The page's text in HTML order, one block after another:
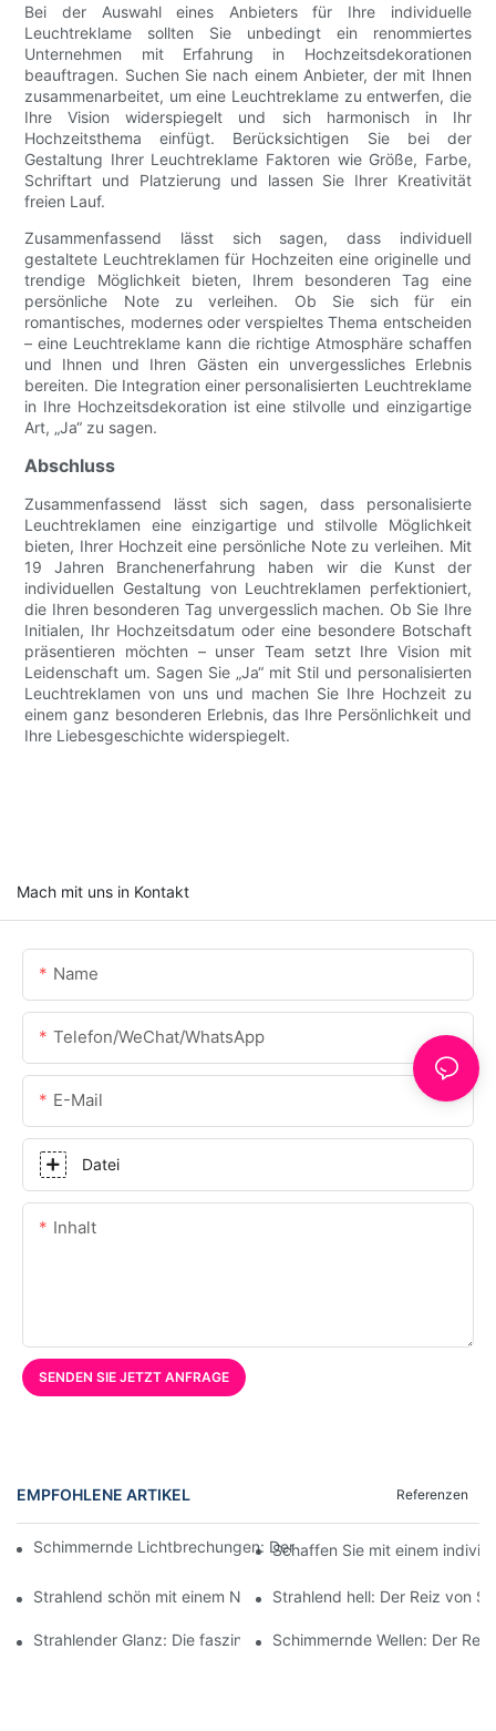
Bei der Auswahl eines Anbieters für Ihre individuelle
Leuchtreklame sollten Sie unbedingt ein renommiertes
Unternehmen mit Erfahrung in Hochzeitsdekorationen
beauftragen. Suchen Sie nach einem Anbieter, der mit Ihnen
zusammenarbeitet, um eine Leuchtreklame zu entwerfen, die
Ihre Vision widerspiegelt und sich harmonisch in Ihr
Hochzeitsthema einfügt. Berücksichtigen Sie bei der
Gestaltung Ihrer Leuchtreklame Faktoren wie Größe, Farbe,
Schriftart und Platzierung und lassen Sie Ihrer Kreativität
freien Lauf.
Zusammenfassend lässt sich sagen, dass individuell
gestaltete Leuchtreklamen für Hochzeiten eine originelle und
trendige Möglichkeit bieten, Ihrem besonderen Tag eine
persönliche Note zu verleihen. Ob Sie sich für ein
romantisches, modernes oder verspieltes Thema entscheiden
– eine Leuchtreklame kann die richtige Atmosphäre schaffen
und Ihnen und Ihren Gästen ein unvergessliches Erlebnis
bereiten. Die Integration einer personalisierten Leuchtreklame
in Ihre Hochzeitsdekoration ist eine stilvolle und einzigartige
Art, „Ja“ zu sagen.
Abschluss
Zusammenfassend lässt sich sagen, dass personalisierte
Leuchtreklamen eine einzigartige und stilvolle Möglichkeit
bieten, Ihrer Hochzeit eine persönliche Note zu verleihen. Mit
19 Jahren Branchenerfahrung haben wir die Kunst der
individuellen Gestaltung von Leuchtreklamen perfektioniert,
die Ihren besonderen Tag unvergesslich machen. Ob Sie Ihre
Initialen, Ihr Hochzeitsdatum oder eine besondere Botschaft
präsentieren möchten – unser Team setzt Ihre Vision mit
Leidenschaft um. Sagen Sie „Ja“ mit Stil und personalisierten
Leuchtreklamen von uns und machen Sie Ihre Hochzeit zu
einem ganz besonderen Erlebnis, das Ihre Persönlichkeit und
Ihre Liebesgeschichte widerspiegelt.
Mach mit uns in Kontakt
Name
Telefon/WeChat/WhatsApp
E-Mail
Datei
Inhalt
SENDEN SIE JETZT ANFRAGE
EMPFOHLENE ARTIKEL Referenzen
Schimmernde Lichtbrechungen: Der Reiz von neonfarbenen
Schaffen Sie mit einem
Strahlend schön mit einem Neon-Ganzkörperspiegel
Strahlend hell: Der Reiz von
Strahlender Glanz: Die faszinierende Welt der Neon-
Schimmernde Wellen: Der